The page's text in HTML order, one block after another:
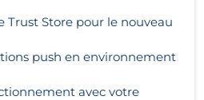
Trust Store pour le nouveau
push en environnement
avec votre